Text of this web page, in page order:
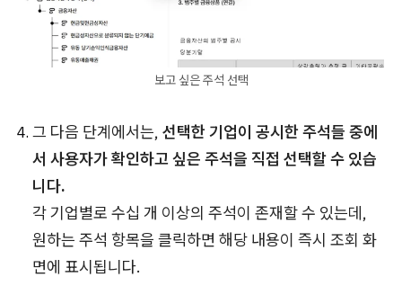
보고 싶은 주석 선택
그 다음 단계에서는, 선택한 기업이 공시한 주석들 중에
서 사용자가 확인하고 싶은 주석을 직접 선택할 수 있습
니다.
각 기업별로 수십 개 이상의 주석이 존재할 수 있는데,
원하는 주석 항목을 클릭하면 해당 내용이 즉시 조회 화
면에 표시됩니다.